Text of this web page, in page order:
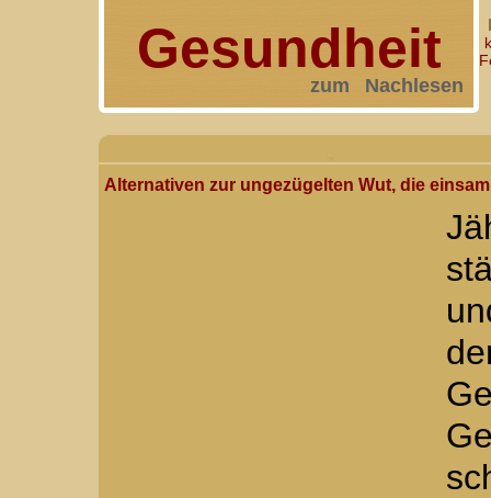
Gesundheit
zum Nachlesen
Alternativen zur ungezügelten Wut, die